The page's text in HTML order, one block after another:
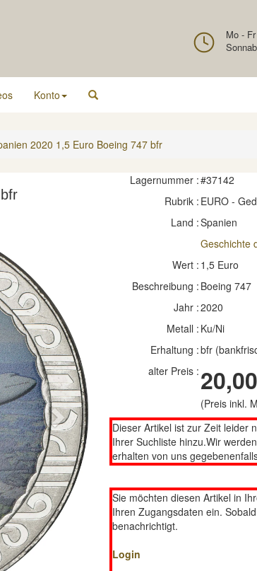
Mo -
Konto
2020 1,5 Euro Boeing 747 bfr
Next
Lagernummer :#37142
Rubrik : EURO -
Land :Spanien
Geschichte
Wert : 1,5 Euro
Beschreibung : Boeing 747
Jahr :2020
Metall : Ku/Ni
Erhaltung :bfr
alter Preis :
(Preis inkl.
Dieser Artikel ist zur Zeit leider
Ihrer Suchliste hinzu.Wir
erhalten von uns
Sie möchten diesen Artikel in
Ihren Zugangsdaten ein.
benachrichtigt.
Login